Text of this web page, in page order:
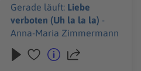
Gerade läuft: Liebe
verboten (Uh la la la) -
Anna-Maria Zimmermann